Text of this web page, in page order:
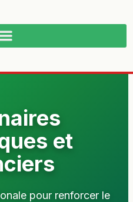
et
pour renforcer le